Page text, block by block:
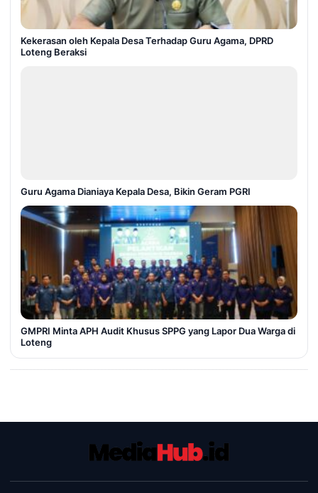
Kekerasan oleh Kepala Desa Terhadap Guru Agama, DPRD
Loteng Beraksi
Guru Agama Dianiaya Kepala Desa, Bikin Geram PGRI
GMPRI Minta APH Audit Khusus SPPG yang Lapor Dua Warga di
Loteng